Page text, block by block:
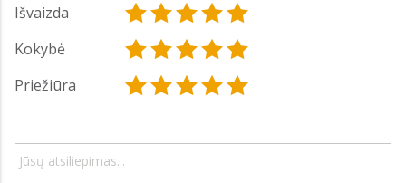
Išvaizda
Kokybė
Priežiūra